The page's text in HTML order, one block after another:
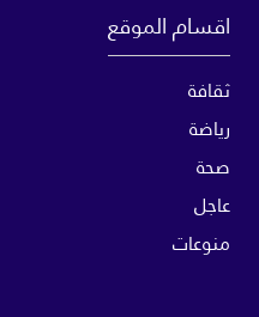
اقسام الموقع
ثقافة
رياضة
صحة
عاجل
منوعات